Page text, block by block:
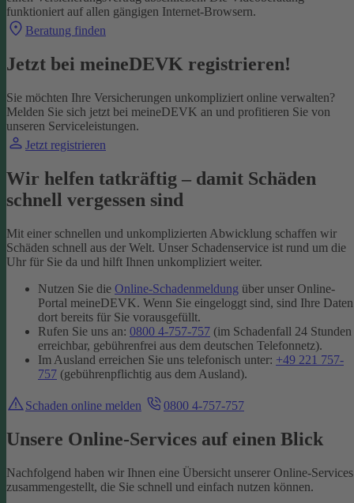
funktioniert auf allen gängigen Internet-Browsern.
Beratung finden
Jetzt bei meineDEVK registrieren!
Sie möchten Ihre Versicherungen unkompliziert online verwalten?
Melden Sie sich jetzt bei meineDEVK an und profitieren Sie von
unseren Serviceleistungen.
Jetzt registrieren
Wir helfen tatkräftig – damit Schäden
schnell vergessen sind
Mit einer schnellen und unkomplizierten Abwicklung schaffen wir
Schäden schnell aus der Welt. Unser Schadenservice ist rund um die
Uhr für Sie da und hilft Ihnen unkompliziert weiter.
Nutzen Sie die Online-Schadenmeldung über unser Online-
Portal meineDEVK. Wenn Sie eingeloggt sind, sind Ihre Daten
dort bereits für Sie vorausgefüllt.
Rufen Sie uns an: 0800 4-757-757 (im Schadenfall 24 Stunden
erreichbar, gebührenfrei aus dem deutschen Telefonnetz).
Im Ausland erreichen Sie uns telefonisch unter: +49 221 757-
757 (gebührenpflichtig aus dem Ausland).
Schaden online melden 0800 4-757-757
Unsere Online-Services auf einen Blick
Nachfolgend haben wir Ihnen eine Übersicht unserer Online-Services
zusammengestellt, die Sie schnell und einfach nutzen können.